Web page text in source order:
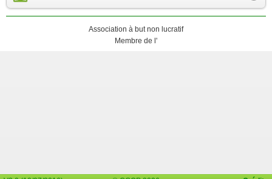
Association à but non lucratif
Membre de l'